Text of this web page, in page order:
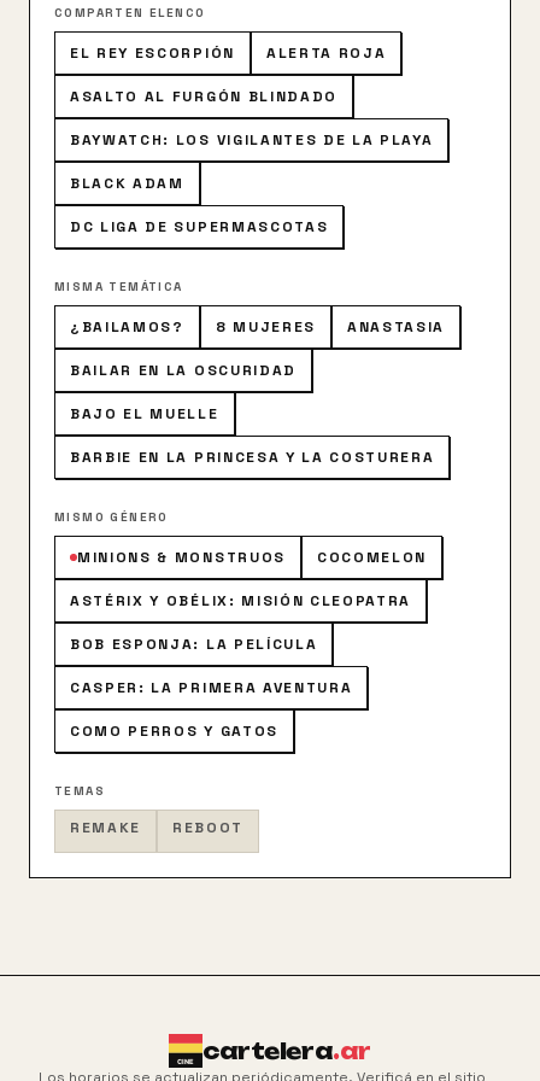
COMPARTEN ELENCO
EL REY ESCORPIÓN ALERTA ROJA
ASALTO AL FURGÓN BLINDADO
BAYWATCH: LOS VIGILANTES DE LA PLAYA
BLACK ADAM
DC LIGA DE SUPERMASCOTAS
MISMA TEMÁTICA
¿BAILAMOS? 8 MUJERES ANASTASIA
BAILAR EN LA OSCURIDAD
BAJO EL MUELLE
BARBIE EN LA PRINCESA Y LA COSTURERA
MISMO GÉNERO
MINIONS & MONSTRUOS COCOMELON
ASTÉRIX Y OBÉLIX: MISIÓN CLEOPATRA
BOB ESPONJA: LA PELÍCULA
CASPER: LA PRIMERA AVENTURA
COMO PERROS Y GATOS
TEMAS
REMAKE REBOOT
cartelera.ar